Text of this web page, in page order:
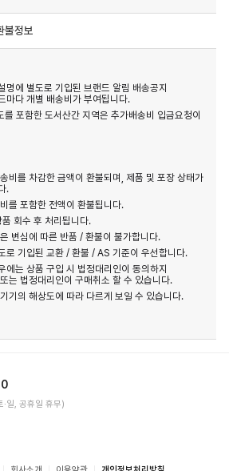
불정보
명에 별도로 기입된 브랜드 알림 배송공지
마다 개별 배송비가 부여됩니다.
를 포함한 도서산간 지역은 추가배송비 입금요청이
비를 차감한 금액이 환불되며, 제품 및 포장 상태가
.
를 포함한 전액이 환불됩니다.
회수 후 처리됩니다.
변심에 따른 반품 / 환불이 불가합니다.
로 기입된 교환 / 환불 / AS 기준이 우선합니다.
에는 상품 구입 시 법정대리인이 동의하지
는 법정대리인이 구매취소 할 수 있습니다.
기의 해상도에 따라 다르게 보일 수 있습니다.
일, 공휴일 휴무)